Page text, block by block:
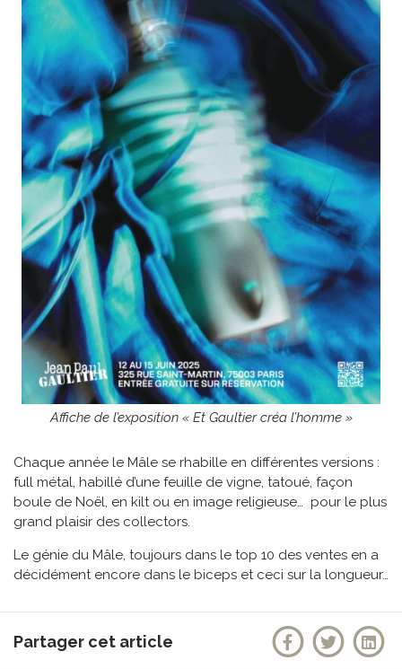
Affiche de l’exposition « Et Gaultier créa l’homme »
Chaque année le Mâle se rhabille en différentes versions :
full métal, habillé d’une feuille de vigne, tatoué, façon
boule de Noël, en kilt ou en image religieuse… pour le plus
grand plaisir des collectors.
Le génie du Mâle, toujours dans le top 10 des ventes en a
décidément encore dans le biceps et ceci sur la longueur…
Partager cet article